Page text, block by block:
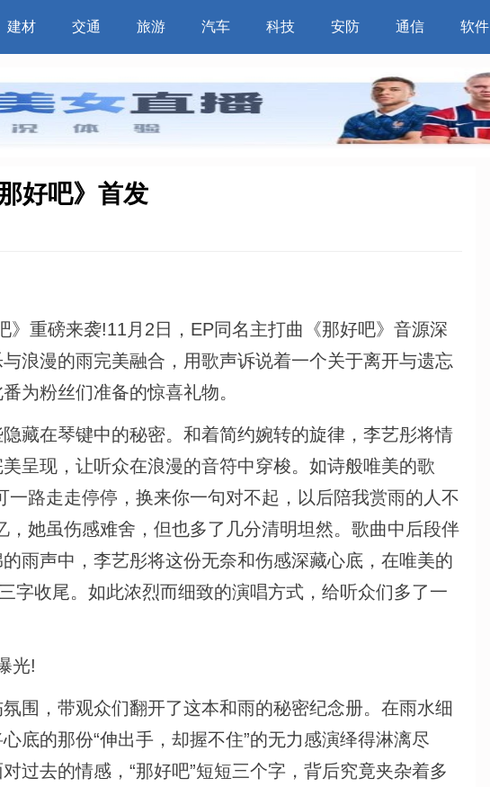
建材 交通 旅游 汽车 科技 安防 通信 软件
好吧》首发
重磅来袭!11月2日，EP同名主打曲《那好吧》音源深
浪漫的雨完美融合，用歌声诉说着一个关于离开与遗忘
为粉丝们准备的惊喜礼物。
在琴键中的秘密。和着简约婉转的旋律，李艺彤将情
呈现，让听众在浪漫的音符中穿梭。如诗般唯美的歌
一路走走停停，换来你一句对不起，以后陪我赏雨的人不
，她虽伤感难舍，但也多了几分清明坦然。歌曲中后段伴
雨声中，李艺彤将这份无奈和伤感深藏心底，在唯美的
字收尾。如此浓烈而细致的演唱方式，给听众们多了一
光!
，带观众们翻开了这本和雨的秘密纪念册。在雨水细
底的那份“伸出手，却握不住”的无力感演绎得淋漓尽
过去的情感，“那好吧”短短三个字，背后究竟夹杂着多